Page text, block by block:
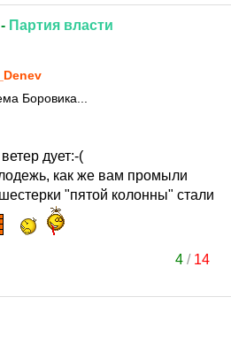
- Партия власти
Боровика...
дует:-(
как же вам промыли
"пятой колонны" стали
4 / 14